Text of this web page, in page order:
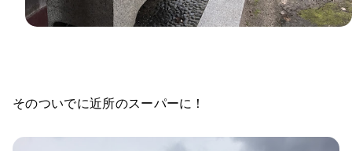
そのついでに近所のスーパーに！